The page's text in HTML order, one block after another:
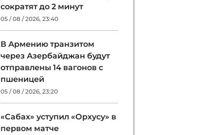
сократят до 2 минут
05 / 08 / 2026, 23:40
В Армению транзитом
через Азербайджан будут
отправлены 14 вагонов с
пшеницей
05 / 08 / 2026, 23:20
«Сабах» уступил «Орхусу» в
первом матче